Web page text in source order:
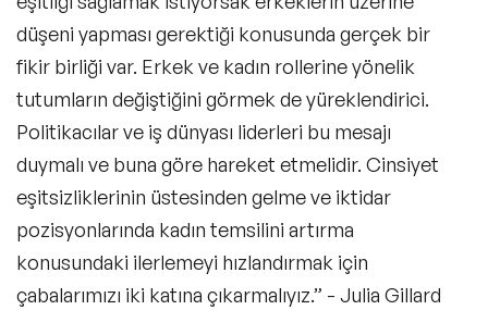
düşeni yapması gerektiği konusunda gerçek bir
fikir birliği var. Erkek ve kadın rollerine yönelik
tutumların değiştiğini görmek de yüreklendirici.
Politikacılar ve iş dünyası liderleri bu mesajı
duymalı ve buna göre hareket etmelidir. Cinsiyet
eşitsizliklerinin üstesinden gelme ve iktidar
pozisyonlarında kadın temsilini artırma
konusundaki ilerlemeyi hızlandırmak için
çabalarımızı iki katına çıkarmalıyız.” - Julia Gillard